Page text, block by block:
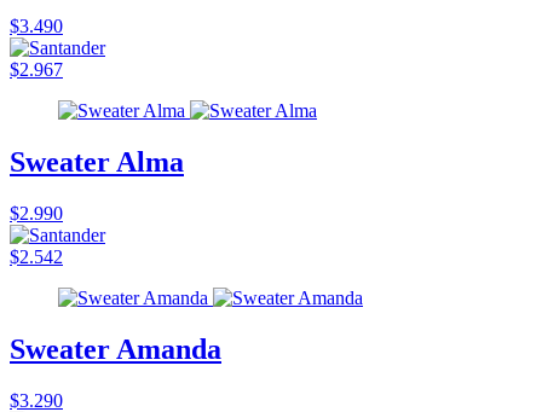
$3.490
$2.967
Sweater Alma
$2.990
$2.542
Sweater Amanda
$3.290